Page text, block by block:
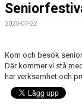
BARNKALAS
FÖRENINGSKLÄDER
PRIVATLEKTION
SKOLOR/FÖRENINGAR
2025-07-22
Kom och besök
Där kommer vi stå
har verksamhet och